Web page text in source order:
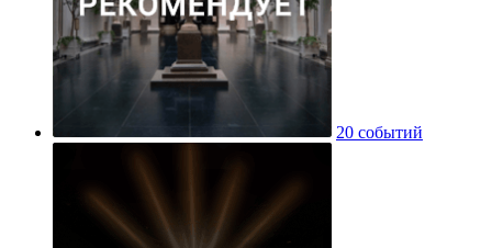
20 событий